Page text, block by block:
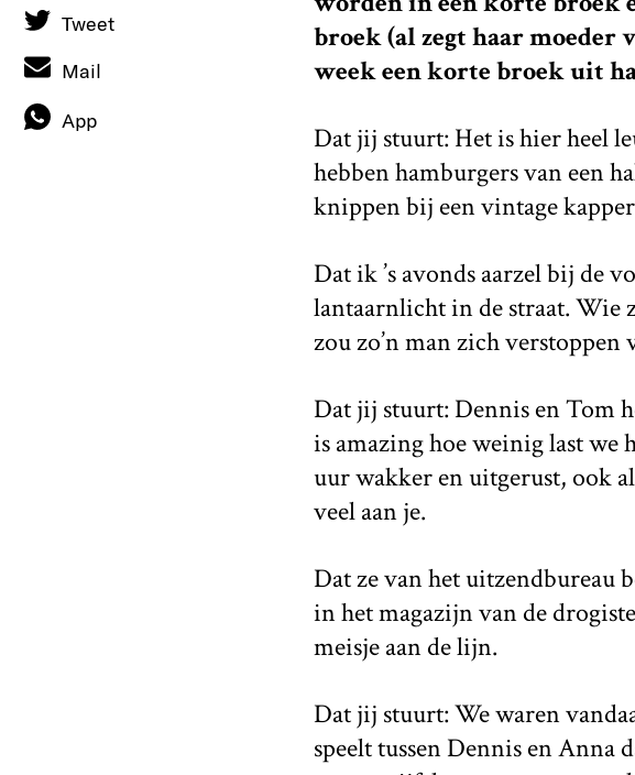
broek (al zegt haar
week een korte broek uit
Dat jij stuurt: Het is hier heel
hebben hamburgers van een
knippen bij een vintage
Dat ik ’s avonds aarzel bij de
lantaarnlicht in de straat. Wie
zou zo’n man zich verstoppen
Dat jij stuurt: Dennis en Tom
is amazing hoe weinig last we
uur wakker en uitgerust, ook
veel aan je.
Dat ze van het uitzendbureau
in het magazijn van de
meisje aan de lijn.
Dat jij stuurt: We waren
speelt tussen Dennis en Anna
Tweet
Mail
App